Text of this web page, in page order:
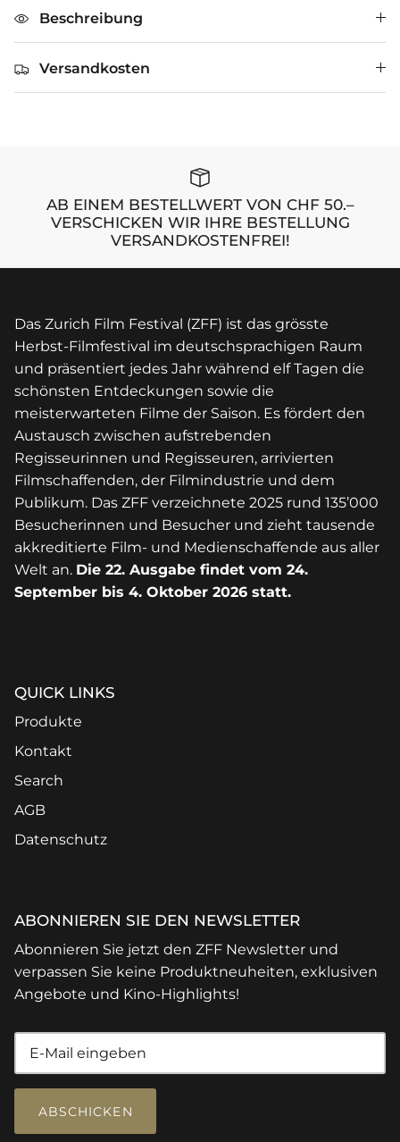
Beschreibung
Versandkosten
AB EINEM BESTELLWERT VON CHF 50.–
VERSCHICKEN WIR IHRE BESTELLUNG
VERSANDKOSTENFREI!
Das Zurich Film Festival (ZFF) ist das grösste
Herbst-Filmfestival im deutschsprachigen Raum
und präsentiert jedes Jahr während elf Tagen die
schönsten Entdeckungen sowie die
meisterwarteten Filme der Saison. Es fördert den
Austausch zwischen aufstrebenden
Regisseurinnen und Regisseuren, arrivierten
Filmschaffenden, der Filmindustrie und dem
Publikum. Das ZFF verzeichnete 2025 rund 135’000
Besucherinnen und Besucher und zieht tausende
akkreditierte Film- und Medienschaffende aus aller
Welt an. Die 22. Ausgabe findet vom 24.
September bis 4. Oktober 2026 statt.
QUICK LINKS
Produkte
Kontakt
Search
AGB
Datenschutz
ABONNIEREN SIE DEN NEWSLETTER
Abonnieren Sie jetzt den ZFF Newsletter und
verpassen Sie keine Produktneuheiten, exklusiven
Angebote und Kino-Highlights!
ABSCHICKEN